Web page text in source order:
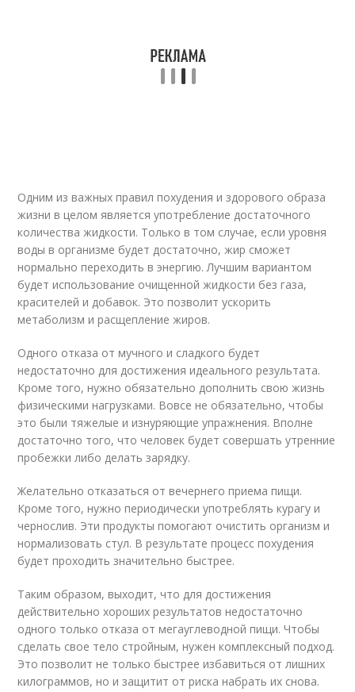
Одним из важных правил похудения и здорового образа
жизни в целом является употребление достаточного
количества жидкости. Только в том случае, если уровня
воды в организме будет достаточно, жир сможет
нормально переходить в энергию. Лучшим вариантом
будет использование очищенной жидкости без газа,
красителей и добавок. Это позволит ускорить
метаболизм и расщепление жиров.
Одного отказа от мучного и сладкого будет
недостаточно для достижения идеального результата.
Кроме того, нужно обязательно дополнить свою жизнь
физическими нагрузками. Вовсе не обязательно, чтобы
это были тяжелые и изнуряющие упражнения. Вполне
достаточно того, что человек будет совершать утренние
пробежки либо делать зарядку.
Желательно отказаться от вечернего приема пищи.
Кроме того, нужно периодически употреблять курагу и
чернослив. Эти продукты помогают очистить организм и
нормализовать стул. В результате процесс похудения
будет проходить значительно быстрее.
Таким образом, выходит, что для достижения
действительно хороших результатов недостаточно
одного только отказа от мегауглеводной пищи. Чтобы
сделать свое тело стройным, нужен комплексный подход.
Это позволит не только быстрее избавиться от лишних
килограммов, но и защитит от риска набрать их снова.